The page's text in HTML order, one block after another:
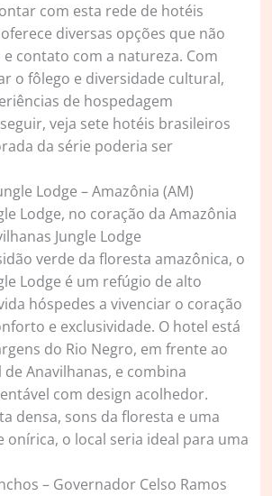
com esta rede de hotéis
diversas opções que não
contato com a natureza. Com
o fôlego e diversidade cultural,
de hospedagem
veja sete hotéis brasileiros
da série poderia ser
Lodge – Amazônia (AM)
Lodge, no coração da Amazônia
Jungle Lodge
verde da floresta amazônica, o
Lodge é um refúgio de alto
hóspedes a vivenciar o coração
e exclusividade. O hotel está
do Rio Negro, em frente ao
Anavilhanas, e combina
com design acolhedor.
densa, sons da floresta e uma
onírica, o local seria ideal para uma
– Governador Celso Ramos